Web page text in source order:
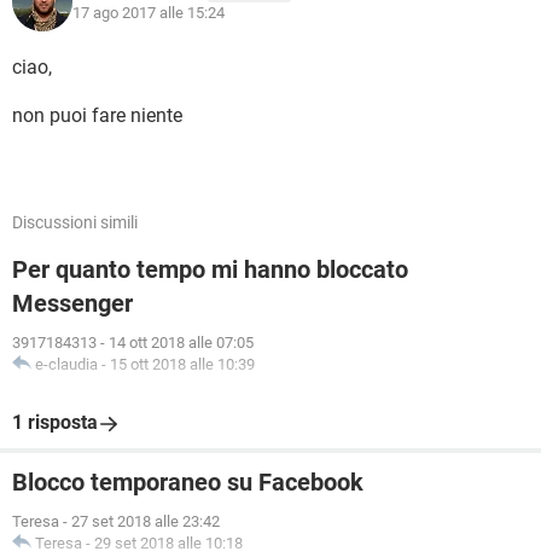
17 ago 2017 alle 15:24
ciao,
non puoi fare niente
Discussioni simili
Per quanto tempo mi hanno bloccato
Messenger
3917184313 - 14 ott 2018 alle 07:05
e-claudia - 15 ott 2018 alle 10:39
1 risposta
Blocco temporaneo su Facebook
Teresa - 27 set 2018 alle 23:42
Teresa - 29 set 2018 alle 10:18